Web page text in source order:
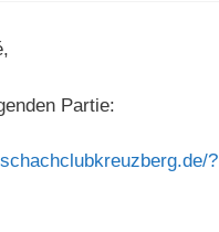
Partie:
?